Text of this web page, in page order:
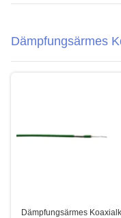
Dämpfungsärmes
Dämpfungsärmes